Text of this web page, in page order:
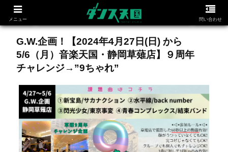
G.W.企画！【2024年4月27日(日) から
5/6（月）音楽天国・静岡草薙店】９周年
チャレンジ→”9ちゃれ”
メニュー 問い合わせ